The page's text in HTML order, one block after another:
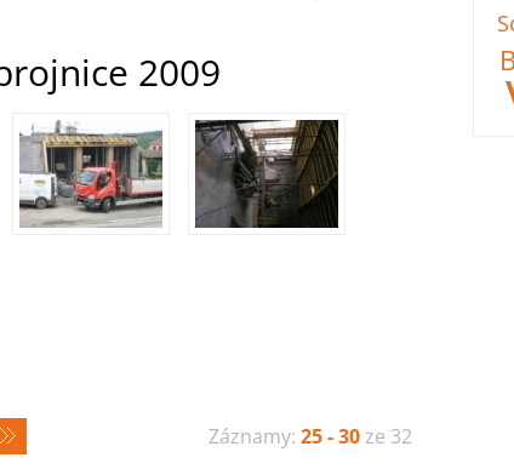
2009
Záznamy: 25 - 30ze 32